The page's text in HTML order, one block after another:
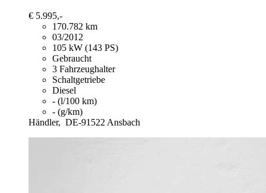
€ 5.995,-
170.782 km
03/2012
105 kW (143 PS)
Gebraucht
3 Fahrzeughalter
Schaltgetriebe
Diesel
- (l/100 km)
- (g/km)
Händler, DE-91522 Ansbach